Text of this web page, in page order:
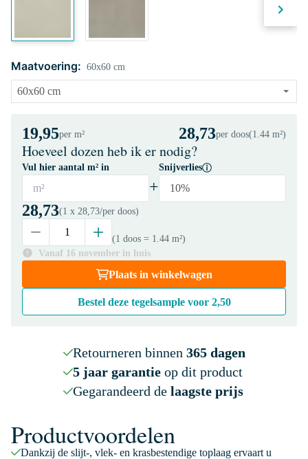
Maatvoering: 60x60 cm
19,95per m² 28,73per doos(1.44 m²)
Hoeveel dozen heb ik er nodig?
Vul hier aantal m² in
m² +
Snijverlies
10%
28,73(1 x 28,73/per doos)
(1 doos = 1.44 m²)
Vanaf 16 november in huis
Plaats in winkelwagen
Bestel deze tegelsample voor 2,50
Retourneren binnen 365 dagen
5 jaar garantieop dit product
Gegarandeerd de laagste prijs
Productvoordelen
Dankzij de slijt-, vlek- en krasbestendige toplaag ervaart u